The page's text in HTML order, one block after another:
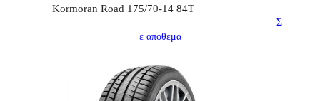
Kormoran Road 175/70-14 84T
Σ
ε απόθεμα